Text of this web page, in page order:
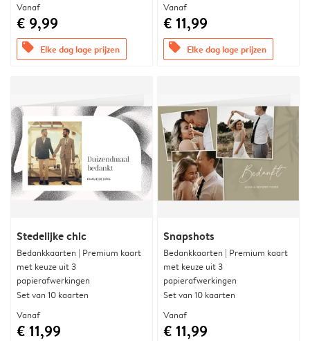
Vanaf
€ 9,99
offers Elke dag lage prijzen
Vanaf
€ 11,99
offers Elke dag lage prijzen
Stedelijke chic
Bedankkaarten | Premium kaart
met keuze uit 3
papierafwerkingen
Set van 10 kaarten
Vanaf
€ 11,99
Snapshots
Bedankkaarten | Premium kaart
met keuze uit 3
papierafwerkingen
Set van 10 kaarten
Vanaf
€ 11,99